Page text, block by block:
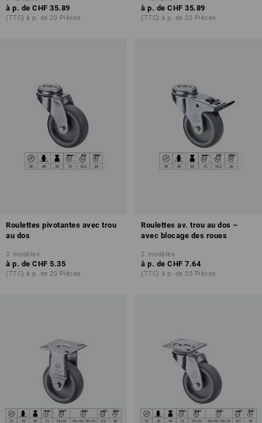
à p. de CHF 35.89
(TTC) à p. de 20 Pièces
à p. de CHF 35.89
(TTC) à p. de 20 Pièces
Roulettes pivotantes avec trou
au dos
3 modèles
à p. de CHF 5.35
(TTC) à p. de 20 Pièces
Roulettes av. trou au dos –
avec blocage des roues
3 modèles
à p. de CHF 7.64
(TTC) à p. de 20 Pièces